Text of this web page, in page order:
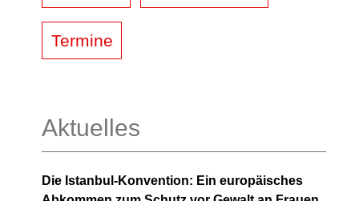
Termine
Aktuelles
Die Istanbul-Konvention: Ein europäisches